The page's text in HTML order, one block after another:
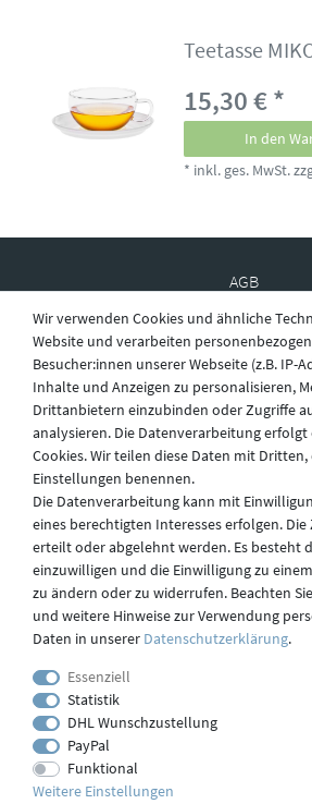
Teetasse
15,30 € *
In den
* inkl. ges. MwSt.
AGB
Widerruf
Datenschutz
Versand
Kontakt
Impressum
Wir verwenden Cookies und ähnliche
Website und verarbeiten
Besucher:innen unserer Webseite (z.B. IP-
Inhalte und Anzeigen zu personalisieren,
Drittanbietern einzubinden oder Zugriffe
analysieren. Die Datenverarbeitung
Cookies. Wir teilen diese Daten mit Dritten,
Einstellungen benennen.
Die Datenverarbeitung kann mit
eines berechtigten Interesses erfolgen.
erteilt oder abgelehnt werden. Es besteht
einzuwilligen und die Einwilligung zu
zu ändern oder zu widerrufen. Beachten
und weitere Hinweise zur Verwendung
Daten in unserer Daten­schutz­erklärung.
Essenziell
Statistik
DHL Wunschzustellung
PayPal
Funktional
Weitere Einstellungen